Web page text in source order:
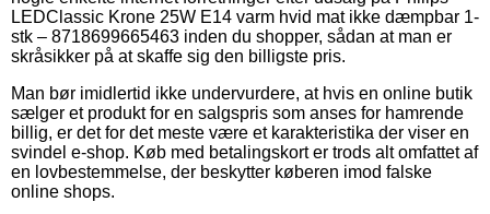
LEDClassic Krone 25W E14 varm hvid mat ikke dæmpbar 1-
stk – 8718699665463 inden du shopper, sådan at man er
skråsikker på at skaffe sig den billigste pris.
Man bør imidlertid ikke undervurdere, at hvis en online butik
sælger et produkt for en salgspris som anses for hamrende
billig, er det for det meste være et karakteristika der viser en
svindel e-shop. Køb med betalingskort er trods alt omfattet af
en lovbestemmelse, der beskytter køberen imod falske
online shops.